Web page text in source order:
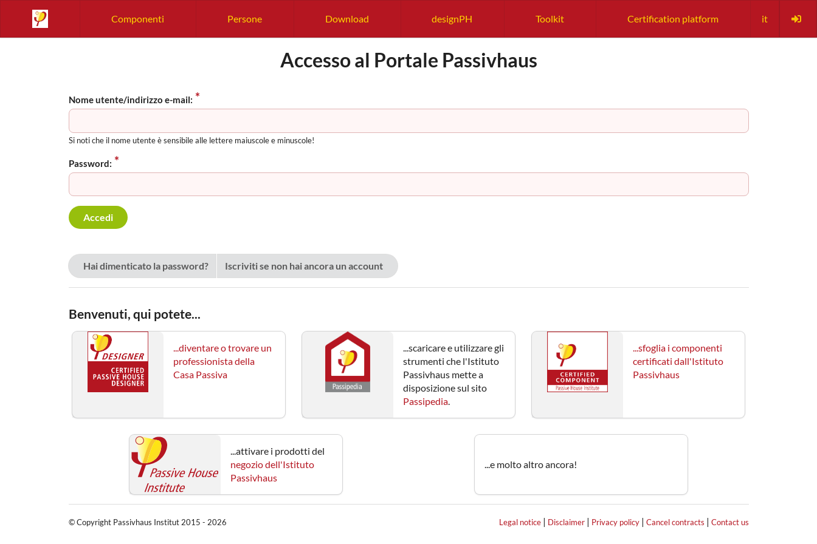
Componenti Persone Download designPH Toolkit Certification platform it
Accesso al Portale Passivhaus
Nome utente/indirizzo e-mail:
Si noti che il nome utente è sensibile alle lettere maiuscole e minuscole!
Password:
Hai dimenticato la password? Iscriviti se non hai ancora un account
Benvenuti, qui potete...
...diventare o trovare un
professionista della
Casa Passiva
...scaricare e utilizzare gli
strumenti che l'Istituto
Passivhaus mette a
disposizione sul sito
Passipedia.
...sfoglia i componenti
certificati dall'Istituto
Passivhaus
...attivare i prodotti del
negozio dell'Istituto
Passivhaus
...e molto altro ancora!
© Copyright Passivhaus Institut 2015 - 2026 Legal notice| Disclaimer| Privacy policy| Cancel contracts | Contact us